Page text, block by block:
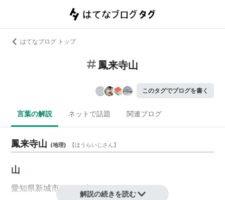
はてなブログ トップ
鳳来寺山
このタグでブログを書く
言葉の解説 ネットで話題 関連ブログ
鳳来寺山 (地理) 【ほうらいじさん】
山
愛知県新城市にある山。
解説の続きを読む